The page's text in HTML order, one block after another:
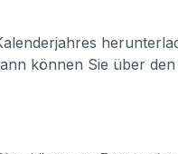
können Sie über